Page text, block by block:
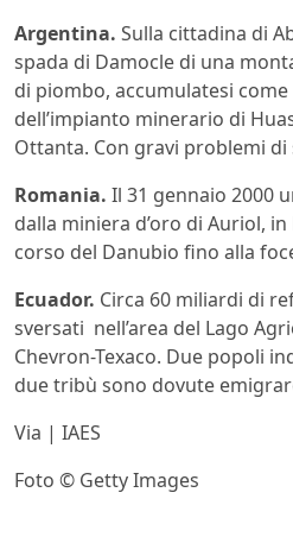
Argentina. Sulla cittadina di
spada di Damocle di una
di piombo, accumulatesi
dell’impianto minerario di
Ottanta. Con gravi problemi
Romania. Il 31 gennaio 2000
dalla miniera d’oro di Auriol,
corso del Danubio fino alla
Ecuador. Circa 60 miliardi di
sversati nell’area del Lago
Chevron-Texaco. Due popoli
due tribù sono dovute
Via | IAES
Foto © Getty Images